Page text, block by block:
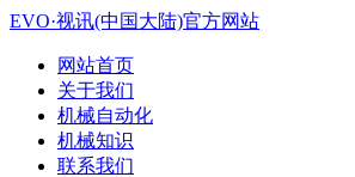
EVO·视讯(中国大陆)官方网站
网站首页
关于我们
机械自动化
机械知识
联系我们